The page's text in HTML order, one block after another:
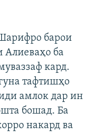
барои
Алиеваҳо ба
кард.
тафтишҳо
амлок дар ин
бошад. Ба
накард ва